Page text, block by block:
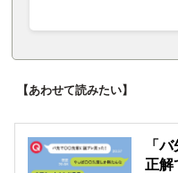
【あわせて読みたい】
「
正解